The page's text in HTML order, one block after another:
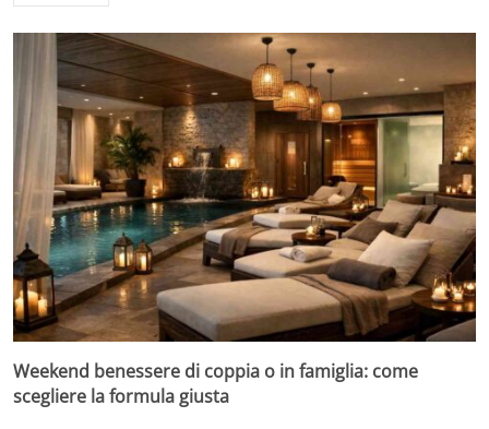
Weekend benessere di coppia o in famiglia: come
scegliere la formula giusta